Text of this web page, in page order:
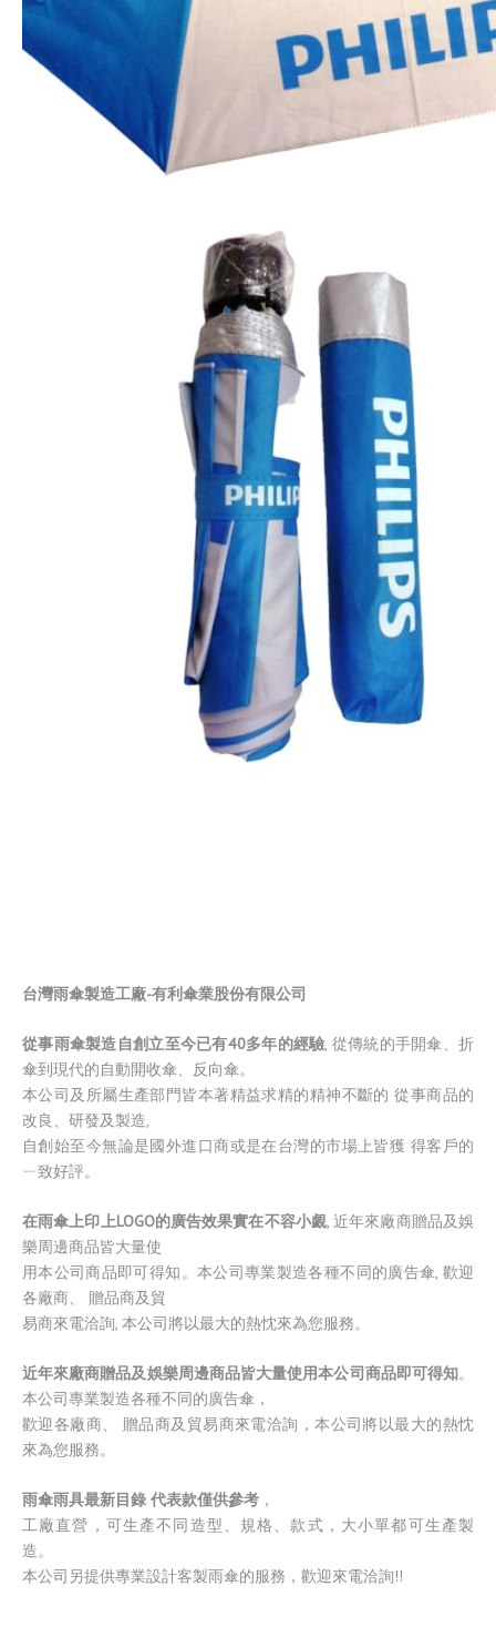
台灣雨傘製造工廠-有利傘業股份有限公司
從事雨傘製造自創立至今已有40多年的經驗, 從傳統的手開傘、折
傘到現代的自動開收傘、反向傘。
本公司及所屬生產部門皆本著精益求精的精神不斷的 從事商品的
改良、研發及製造,
自創始至今無論是國外進口商或是在台灣的市場上皆獲 得客戶的
ㄧ致好評。
在雨傘上印上LOGO的廣告效果實在不容小覷, 近年來廠商贈品及娛
樂周邊商品皆大量使
用本公司商品即可得知。本公司專業製造各種不同的廣告傘, 歡迎
各廠商、 贈品商及貿
易商來電洽詢, 本公司將以最大的熱忱來為您服務。
近年來廠商贈品及娛樂周邊商品皆大量使用本公司商品即可得知。
本公司專業製造各種不同的廣告傘，
歡迎各廠商、 贈品商及貿易商來電洽詢，本公司將以最大的熱忱
來為您服務。
雨傘雨具最新目錄 代表款僅供參考 ，
工廠直營，可生產不同造型、規格、款式，大小單都可生產製
造。
本公司另提供專業設計客製雨傘的服務，歡迎來電洽詢!!